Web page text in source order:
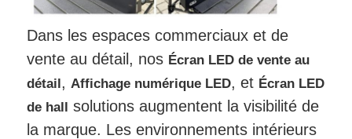
Dans les espaces commerciaux et de
vente au détail, nos Écran LED de vente au
détail, Affichage numérique LED, et Écran LED
de hall solutions augmentent la visibilité de
la marque. Les environnements intérieurs